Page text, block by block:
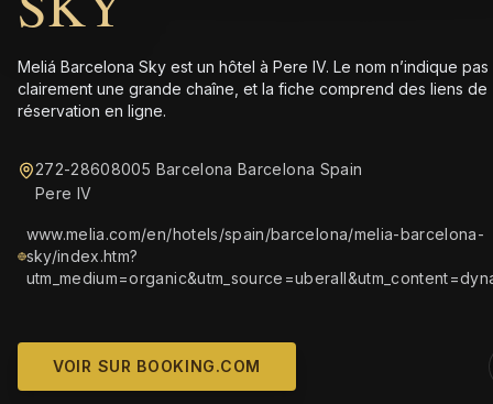
Meliá Barcelona Sky est un hôtel à Pere IV. Le nom n’indique pas
clairement une grande chaîne, et la fiche comprend des liens de
réservation en ligne.
272-28608005 Barcelona Barcelona Spain
Pere IV
www.melia.com/en/hotels/spain/barcelona/melia-barcelona-
sky/index.htm?
VOIR SUR BOOKING.COM